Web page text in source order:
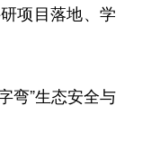
项目落地、学
弯”生态安全与